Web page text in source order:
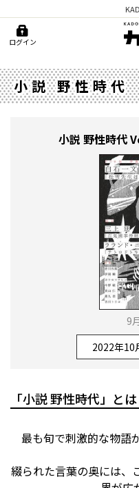
ログイン
小説 野性時代
小説 野性時代
9
2022年10
「小説 野性時代」とは
最も旬で刺激的な物語
綴られた言葉の奥には、